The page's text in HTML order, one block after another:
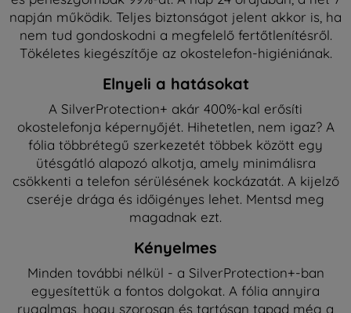
napján működik. Teljes biztonságot jelent akkor is, ha
nem tud gondoskodni a megfelelő fertőtlenítésről.
Tökéletes kiegészítője az okostelefon-higiéniának.
Elnyeli a hatásokat
A SilverProtection+ akár 400%-kal erősíti
okostelefonja képernyőjét. Hihetetlen, nem igaz? A
fólia többrétegű szerkezetét többek között egy
ütésgátló alapozó alkotja, amely minimálisra
csökkenti a telefon sérülésének kockázatát. A kijelző
cseréje drága és időigényes lehet. Mentsd meg
magadnak ezt.
Kényelmes
Minden további nélkül - a SilverProtection+-ban
egyesítettük a fontos dolgokat. A fólia annyira
rugalmas, hogy szorosan és tartósan tapad még a